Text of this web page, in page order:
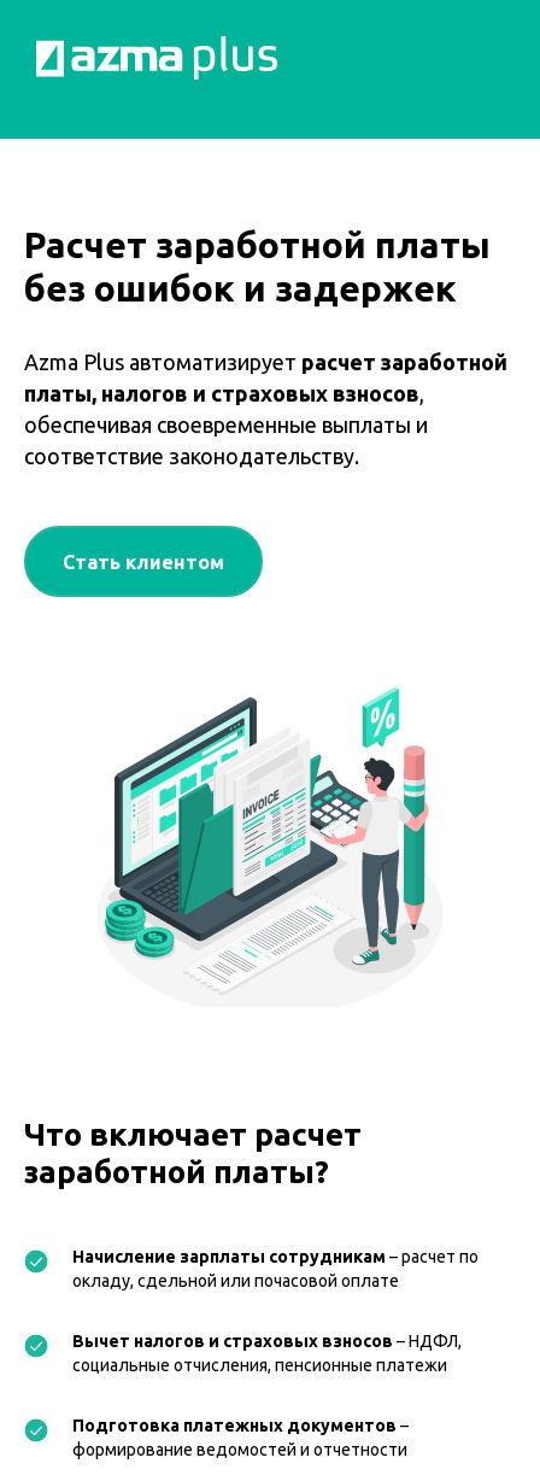
Расчет заработной платы
без ошибок и задержек
Azma Plus автоматизирует расчет заработной
платы, налогов и страховых взносов
обеспечивая своевременные выплаты и
соответствие законодательству.
Стать клиентом
Что включает расчет
заработной платы?
Начисление зарплаты сотрудникам – расчет по
окладу, сдельной или почасовой оплате
Вычет налогов и страховых взносов – НДФЛ,
социальные отчисления, пенсионные платежи
Подготовка платежных документов –
формирование ведомостей и отчетности